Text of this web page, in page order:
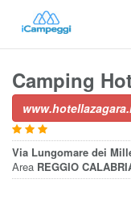
Camping
Via Lungomare dei
Area REGGIO